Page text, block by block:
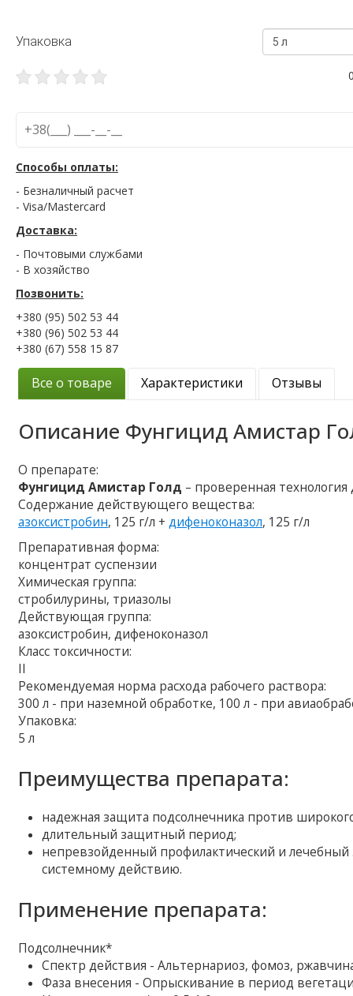
Упаковка 5 л
Способы оплаты:
- Безналичный расчет
- Visa/Mastercard
Доставка:
- Почтовыми службами
- В хозяйство
Позвонить:
+380 (95) 502 53 44
+380 (96) 502 53 44
+380 (67) 558 15 87
Все о товаре Характеристики Отзывы
Описание Фунгицид Амистар
О препарате:
Фунгицид Амистар Голд – проверенная
Содержание действующего вещества:
азоксистробин, 125 г/л +дифеноконазол, 125 г/л
Препаративная форма:
концентрат суспензии
Химическая группа:
стробилурины, триазолы
Действующая группа:
азоксистробин, дифеноконазол
Класс токсичности:
II
Рекомендуемая норма расхода рабочего раствора:
300 л - при наземной обработке, 100 л - при
Упаковка:
5 л
Преимущества препарата:
надежная защита подсолнечника против
длительный защитный период;
непревзойденный профилактический и
системному действию.
Применение препарата:
Подсолнечник*
Спектр действия - Альтернариоз, фомоз,
Фаза внесения - Опрыскивание в период